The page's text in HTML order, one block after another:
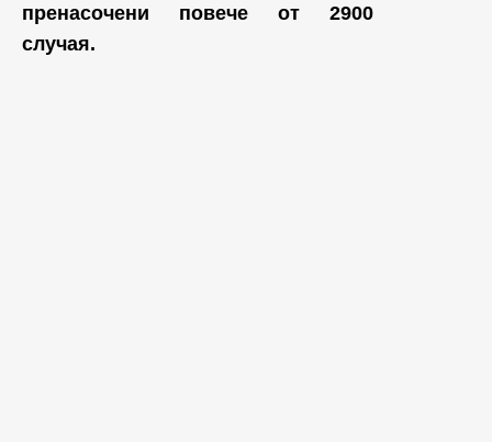
пренасочени повече от 2900
случая.